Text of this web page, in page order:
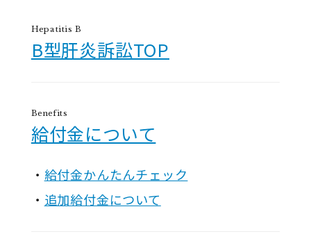
Hepatitis B
B型肝炎訴訟TOP
Benefits
給付金について
給付金かんたんチェック
追加給付金について